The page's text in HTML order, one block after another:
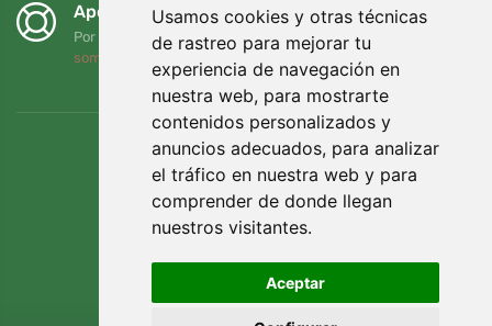
Usamos cookies y otras técnicas
de rastreo para mejorar tu
experiencia de navegación en
nuestra web, para mostrarte
contenidos personalizados y
anuncios adecuados, para analizar
el tráfico en nuestra web y para
comprender de donde llegan
nuestros visitantes.
Aceptar
Apoyamos a Trees.org
Por cada pedido plantamos un árbol. Leer más
somos